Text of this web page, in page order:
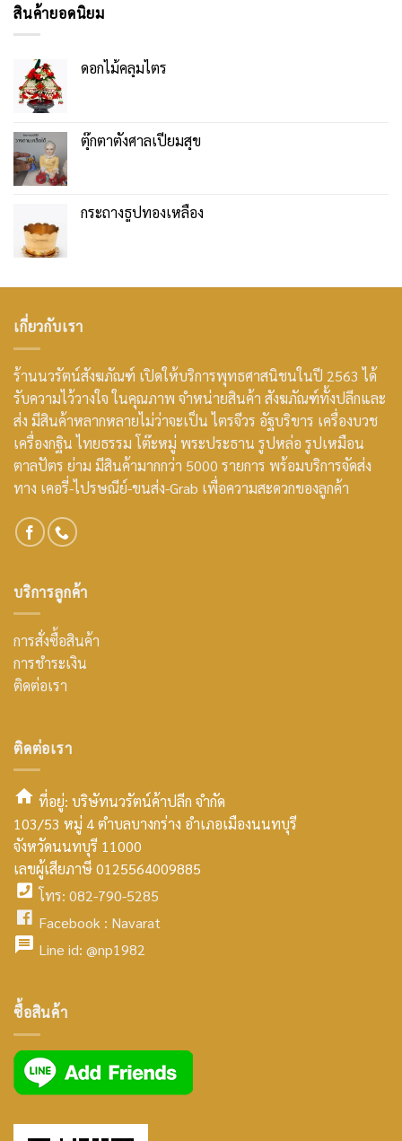
สินค้ายอดนิยม
ดอกไม้คลุมไตร
ตุ๊กตาตั้งศาลเปี่ยมสุข
กระถางธูปทองเหลือง
เกี่ยวกับเรา
ร้านนวรัตน์สังฆภัณฑ์ เปิดให้บริการพุทธศาสนิชนในปี 2563 ได้
รับความไว้วางใจ ในคุณภาพ จำหน่ายสินค้า สังฆภัณฑ์ทั้งปลีกและ
ส่ง มีสินค้าหลากหลายไม่ว่าจะเป็น ไตรจีวร อัฐบริขาร เครื่องบวช
เครื่องกฐิน ไทยธรรม โต๊ะหมู่ พระประธาน รูปหล่อ รูปเหมือน
ตาลปัตร ย่าม มีสินค้ามากกว่า 5000 รายการ พร้อมบริการจัดส่ง
ทาง เคอรี่-ไปรษณีย์-ขนส่ง-Grab เพื่อความสะดวกของลูกค้า
บริการลูกค้า
การสั่งซื้อสินค้า
การชำระเงิน
ติดต่อเรา
ติดต่อเรา
smt2
home
icon
ที่อยู่: บริษัทนวรัตน์ค้าปลีก จำกัด
103/53 หมู่ 4 ตำบลบางกร่าง อำเภอเมืองนนทบุรี
จังหวัดนนทบุรี 11000
เลขผู้เสียภาษี 0125564009885
facebook
icon
โทร: 082-790-5285
facebook
Facebook : Navarat
icon
Line id: @np1982
ซื้อสินค้า